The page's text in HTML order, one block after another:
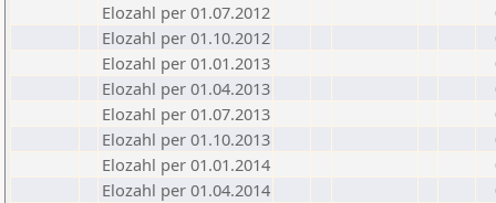
Elozahl per 01.07.2012
Elozahl per 01.10.2012
Elozahl per 01.01.2013
Elozahl per 01.04.2013
Elozahl per 01.07.2013
Elozahl per 01.10.2013
Elozahl per 01.01.2014
Elozahl per 01.04.2014